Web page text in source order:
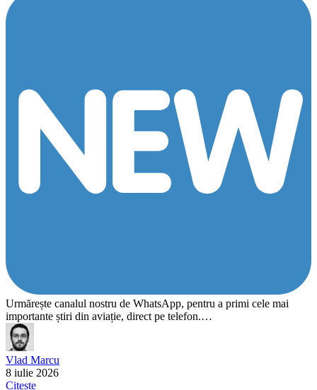
Urmărește canalul nostru de WhatsApp, pentru a primi cele mai
importante știri din aviație, direct pe telefon.…
Vlad Marcu
8 iulie 2026
Citește